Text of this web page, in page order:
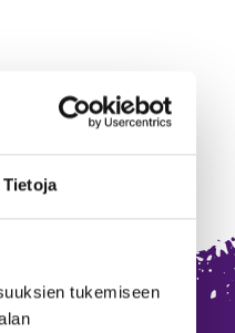
Tietoja
tukemiseen